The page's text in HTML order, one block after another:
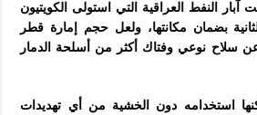
آبار النفط العراقية التي استولى الكويتيون
بضمان مكانتها، ولعل حجم إمارة قطر
سلاح نوعي وفتاك أكثر من أسلحة الدمار
استخدامه دون الخشية من أي تهديدات